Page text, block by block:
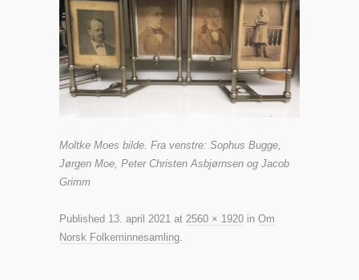
Moltke Moes bilde. Fra venstre: Sophus Bugge,
Jørgen Moe, Peter Christen Asbjørnsen og Jacob
Grimm
Published 13. april 2021 at 2560 × 1920 in Om
Norsk Folkeminnesamling.